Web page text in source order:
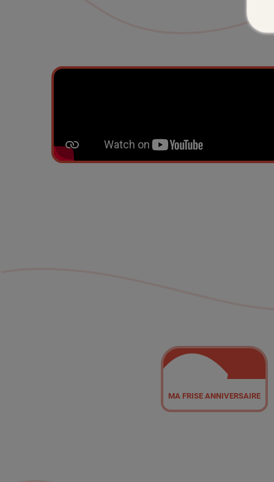
MA FRISE ANNIVERSAIRE